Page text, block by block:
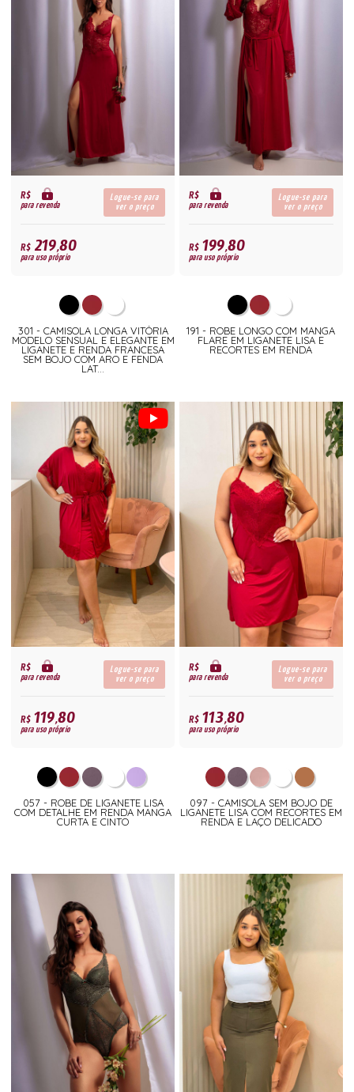
R$
para revenda
Logue-se para
ver o preço
R$219,80
para uso próprio
301 - CAMISOLA LONGA VITÓRIA
MODELO SENSUAL E ELEGANTE EM
LIGANETE E RENDA FRANCESA
SEM BOJO COM ARO E FENDA
LAT...
R$
para revenda
Logue-se para
ver o preço
R$199,80
para uso próprio
191 - ROBE LONGO COM MANGA
FLARE EM LIGANETE LISA E
RECORTES EM RENDA
R$
para revenda
Logue-se para
ver o preço
R$119,80
para uso próprio
057 - ROBE DE LIGANETE LISA
COM DETALHE EM RENDA MANGA
CURTA E CINTO
R$
para revenda
Logue-se para
ver o preço
R$113,80
para uso próprio
097 - CAMISOLA SEM BOJO DE
LIGANETE LISA COM RECORTES EM
RENDA E LAÇO DELICADO